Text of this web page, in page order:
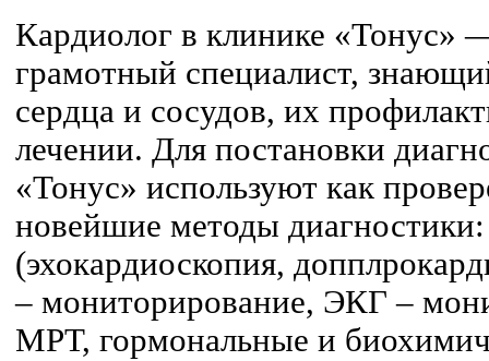
Кардиолог в клинике «Тонус»
грамотный специалист,
сердца и сосудов, их
лечении. Для постановки
«Тонус» используют как
новейшие методы
(эхокардиоскопия,
– мониторирование, ЭКГ –
МРТ, гормональные и